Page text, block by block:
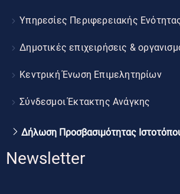
Υπηρεσίες Περιφερειακής
Δημοτικές επιχειρήσεις &
Κεντρική Ένωση Επιμελητηρίων
Σύνδεσμοι Έκτακτης Ανάγκης
Δήλωση Προσβασιμότητας
Newsletter